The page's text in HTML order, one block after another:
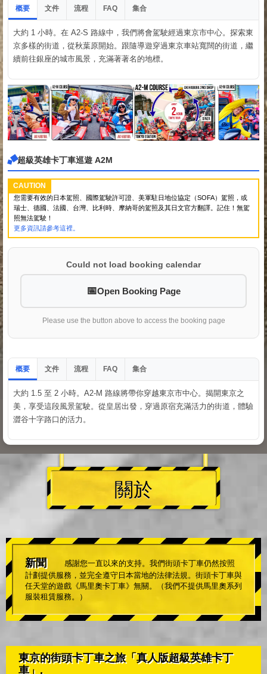
概要 文件 流程 FAQ 集合
大約 1 小時。在 A2-S 路線中，我們將會駕駛經過東京市中心。探索東
京多樣的街道，從秋葉原開始。跟隨導遊穿過東京車站寬闊的街道，繼
續前往銀座的城市風景，充滿著著名的地標。
超級英雄卡丁車巡遊 A2M
CAUTION
您需要有效的日本駕照、國際駕駛許可證、美軍駐日地位協定（SOFA）駕照，或
瑞士、德國、法國、台灣、比利時、摩納哥的駕照及其日文官方翻譯。記住！無駕
照無法駕駛！
更多資訊請參考這裡。
Could not load booking calendar
Open Booking Page
Please use the button above to access the booking page
概要 文件 流程 FAQ 集合
大約 1.5 至 2 小時。A2-M 路線將帶你穿越東京市中心。揭開東京之
美，享受這段風景駕駛。從皇居出發，穿過原宿充滿活力的街道，體驗
澀谷十字路口的活力。
關於
新聞
感謝您一直以來的支持。我們街頭卡丁車仍然按照
計劃提供服務，並完全遵守日本當地的法律法規。街頭卡丁車與
任天堂的遊戲《馬里奧卡丁車》無關。（我們不提供馬里奧系列
服裝租賃服務。）
東京的街頭卡丁車之旅「真人版超級英雄卡丁
車」.